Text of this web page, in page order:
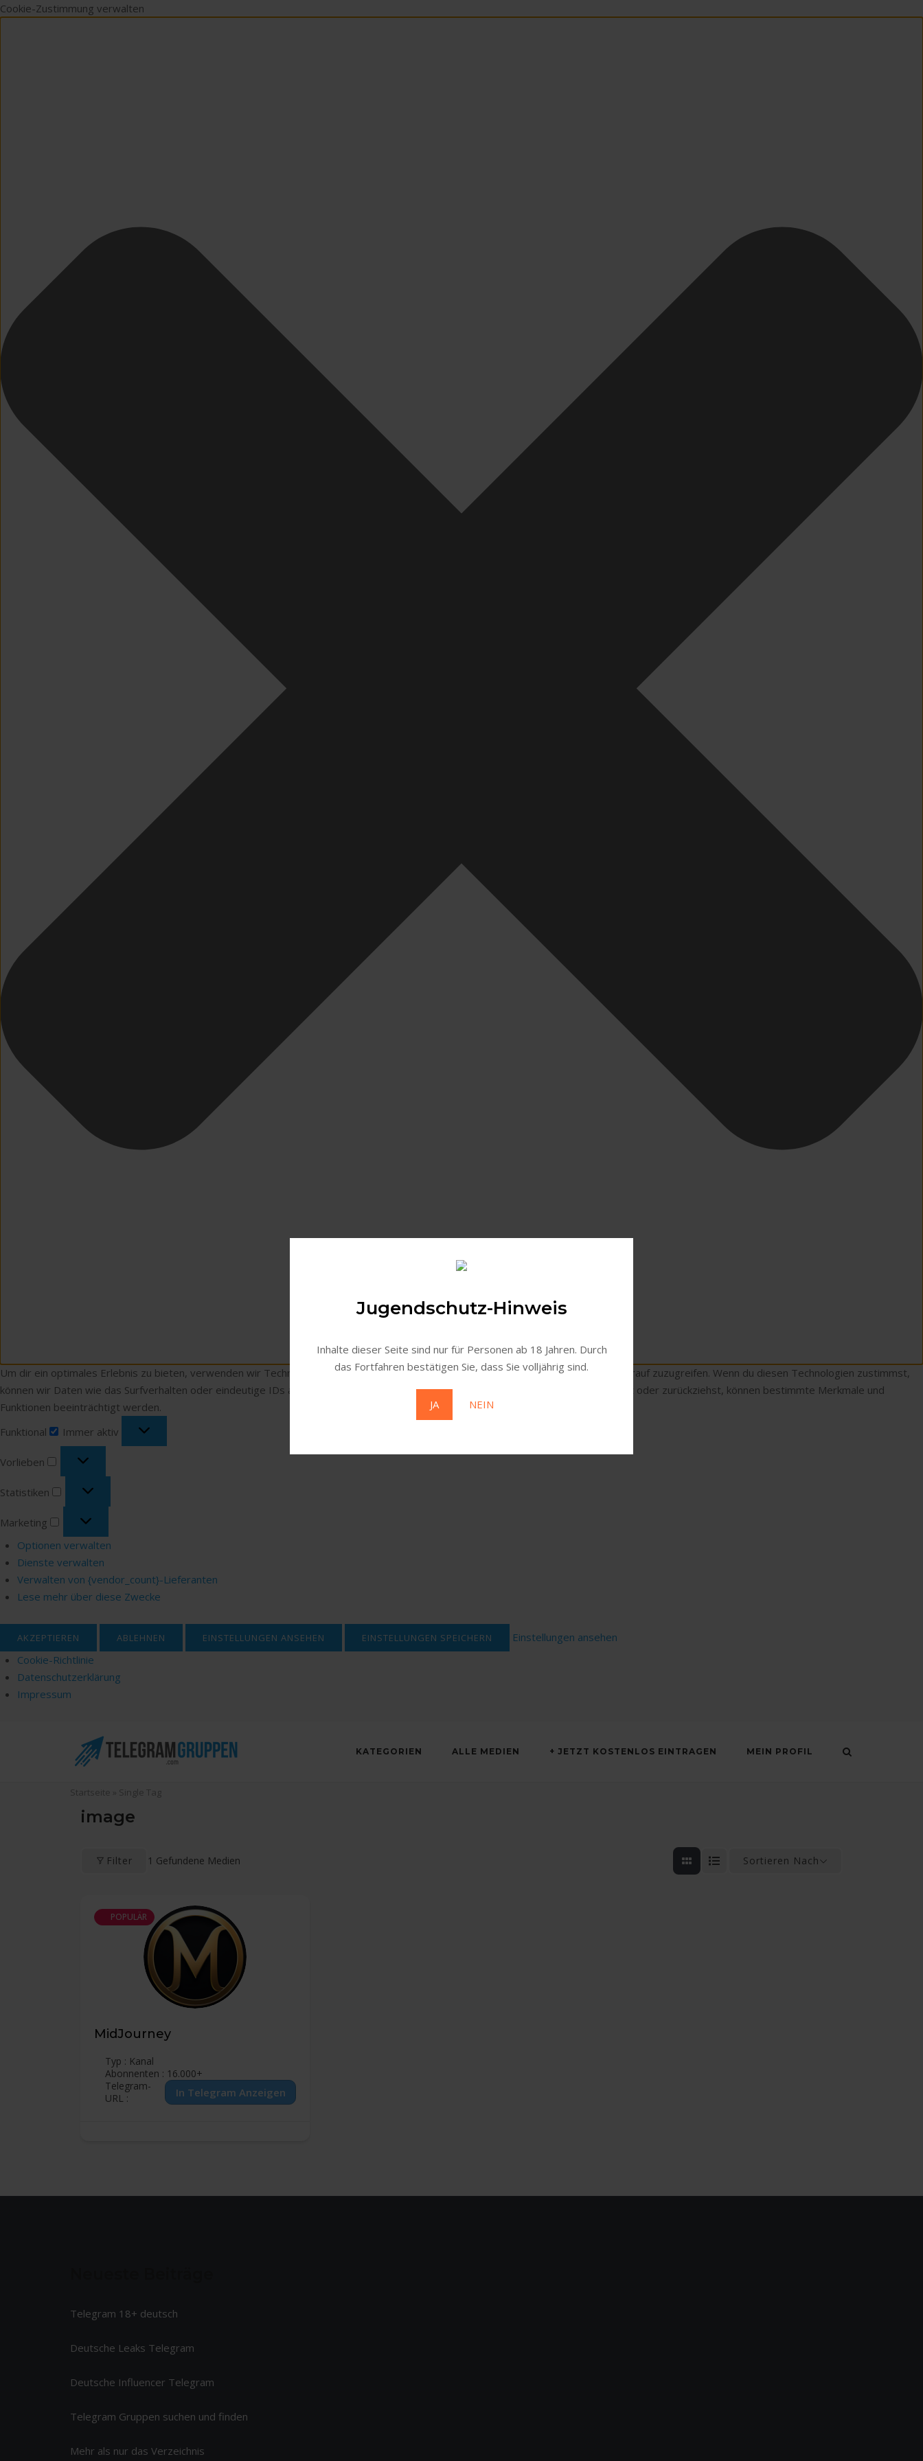
Cookie-Zustimmung verwalten
Um dir ein optimales Erlebnis zu bieten, verwenden wir Technologien wie Cookies, um Geräteinformationen zu speichern und/oder darauf zuzugreifen. Wenn du diesen Technologien zustimmst,
können wir Daten wie das Surfverhalten oder eindeutige IDs auf dieser Website verarbeiten. Wenn du deine Zustimmung nicht erteilst oder zurückziehst, können bestimmte Merkmale und
Funktionen beeinträchtigt werden.
Funktional
Immer aktiv
Vorlieben
Statistiken
Marketing
Optionen verwalten
Dienste verwalten
Verwalten von {vendor_count}-Lieferanten
Lese mehr über diese Zwecke
AKZEPTIEREN ABLEHNEN EINSTELLUNGEN ANSEHEN EINSTELLUNGEN SPEICHERN
Einstellungen ansehen
Cookie-Richtlinie
Datenschutzerklärung
Impressum
Jugendschutz-Hinweis
Inhalte dieser Seite sind nur für Personen ab 18 Jahren. Durch
das Fortfahren bestätigen Sie, dass Sie volljährig sind.
JA NEIN
KATEGORIEN ALLE MEDIEN + JETZT KOSTENLOS EINTRAGEN MEIN PROFIL
Startseite Single Tag
image
Filter 1 Gefundene Medien Sortieren Nach
POPULÄR
MidJourney
Typ : Kanal
Abonnenten : 16.000+
Telegram-
URL :
Telegram 18+ deutsch
Deutsche Leaks Telegram
Deutsche Influencer Telegram
Telegram Gruppen suchen und finden
Mehr als nur das Verzeichnis